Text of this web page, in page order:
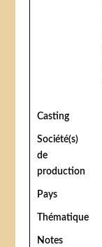
Casting
Société(s)
de
production
Pays
Thématique
Notes